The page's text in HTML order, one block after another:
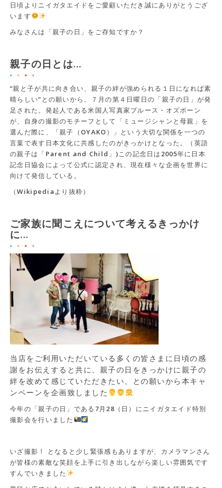
日頃よりニイガタエイドをご愛顧いただき誠にありがとうござ
います
みなさんは「親子の日」をご存知ですか？
親子の日とは…
“親と子が共に向き合い、親子の絆が強められる１日になれば素
晴らしい”との願いから、７月の第４日曜日の「親子の日」が発
足された。発起人である米国人写真家ブルース・オズボーン
が、自身の撮影のモチーフとして「ミュージシャンと母親」を
選んだ際に、「親子（OYAKO）」という大切な関係を一つの
言葉で表す日本文化に共感したのがきっかけとなった。（英語
の親子は「Parent and Child」)この記念日は2005年に日本
記念日協会によって公式に認定され、現在様々な企画を世界に
向けて発信している。
（Wikipediaより抜粋）
ご家族に聞こえについて考えるきっかけ
に…
当店をご利用いただいている多くの皆さまに日頃の感
謝をお伝えすると共に、親子の日をきっかけに親子の
絆を改めて感じていただきたい、との願いから本キャ
ンペーンを企画致しました
今年の「親子の日」である7月28（日）にニイガタエイド特別
撮影会を行いました
いざ撮影！ となると少し緊張感もありますが、カメラマンさん
が皆様の素敵な笑顔を上手に引き出しながら楽しい雰囲気です
すんでいきました